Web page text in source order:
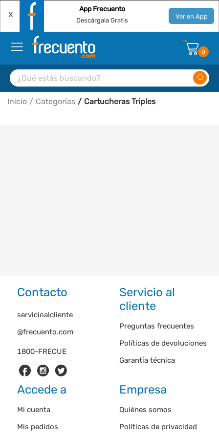
X
App Frecuento
Descárgala Gratis Ver en App
0
Inicio Categorías Cartucheras Triples
Contacto
1800-FRECUE
servicioalcliente
@frecuento.com
Servicio al
cliente
Preguntas frecuentes
Políticas de devoluciones
Garantía técnica
Accede a
Mi cuenta
Mis pedidos
Empresa
Quiénes somos
Políticas de privacidad